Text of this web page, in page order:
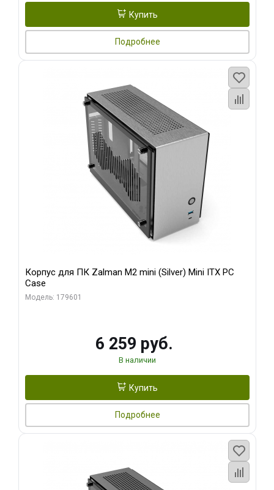
Купить
Подробнее
Корпус для ПК Zalman M2 mini (Silver) Mini ITX PC
Case
Модель: 179601
6 259 руб.
В наличии
Купить
Подробнее